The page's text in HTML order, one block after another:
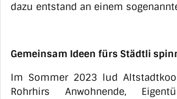
dazu entstand an einem
Gemeinsam Ideen fürs Städtli
Im Sommer 2023 lud
Rohrhirs Anwohnende,